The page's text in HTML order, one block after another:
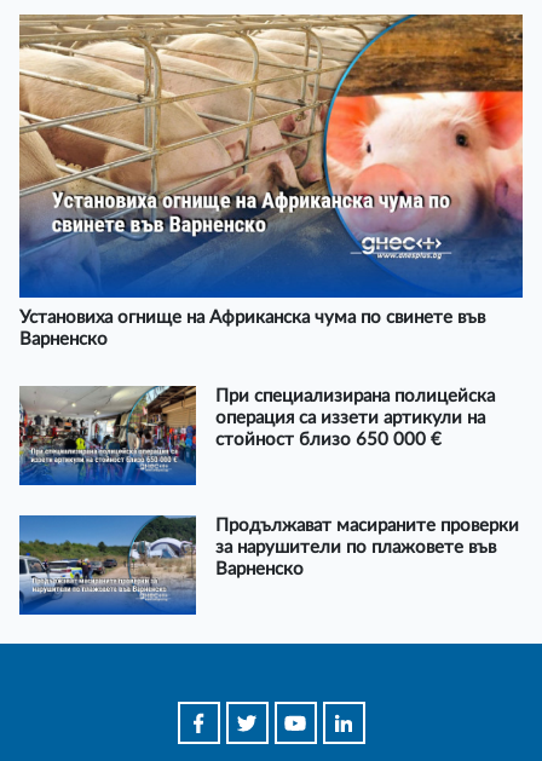
Установиха огнище на Африканска чума по свинете във
Варненско
При специализирана полицейска
операция са иззети артикули на
стойност близо 650 000 €
Продължават масираните проверки
за нарушители по плажовете във
Варненско